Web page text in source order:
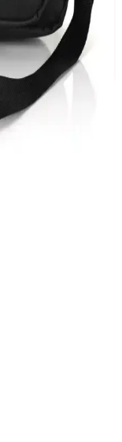
yapısı ve şık
tutar, hafifliğiyle
Çelik
3'lü paslanmaz çelik
yemeklerinizi taze